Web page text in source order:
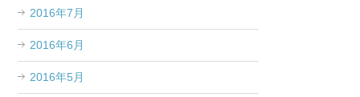
2016年7月
2016年6月
2016年5月